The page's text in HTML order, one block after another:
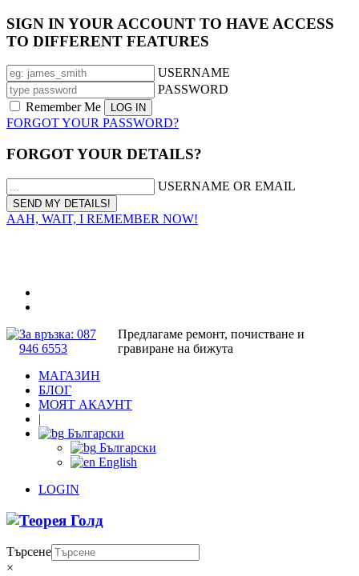
SIGN IN YOUR ACCOUNT TO HAVE ACCESS
TO DIFFERENT FEATURES
USERNAME
PASSWORD
Remember Me
FORGOT YOUR PASSWORD?
FORGOT YOUR DETAILS?
USERNAME OR EMAIL
AAH, WAIT, I REMEMBER NOW!
За връзка: 087
946 6553
Предлагаме ремонт, почистване и
гравиране на бижута
МАГАЗИН
БЛОГ
МОЯТ АКАУНТ
|
Български
Български
English
LOGIN
Търсене
×